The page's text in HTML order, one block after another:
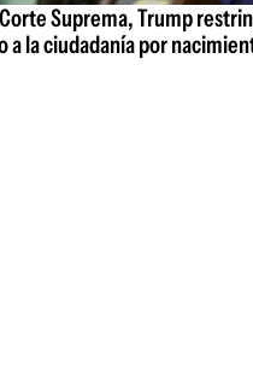
Suprema, Trump
la ciudadanía por